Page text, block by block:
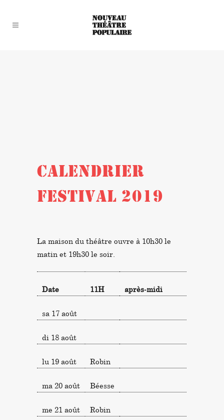
CALENDRIER
FESTIVAL 2019
La maison du théâtre ouvre à 10h30 le
matin et 19h30 le soir.
Date 11H après-midi
sa 17 août
di 18 août
lu 19 août Robin
ma 20 août Béesse
me 21 août Robin